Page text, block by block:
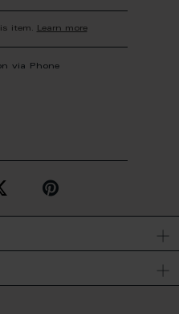
item. Learn more
via Phone